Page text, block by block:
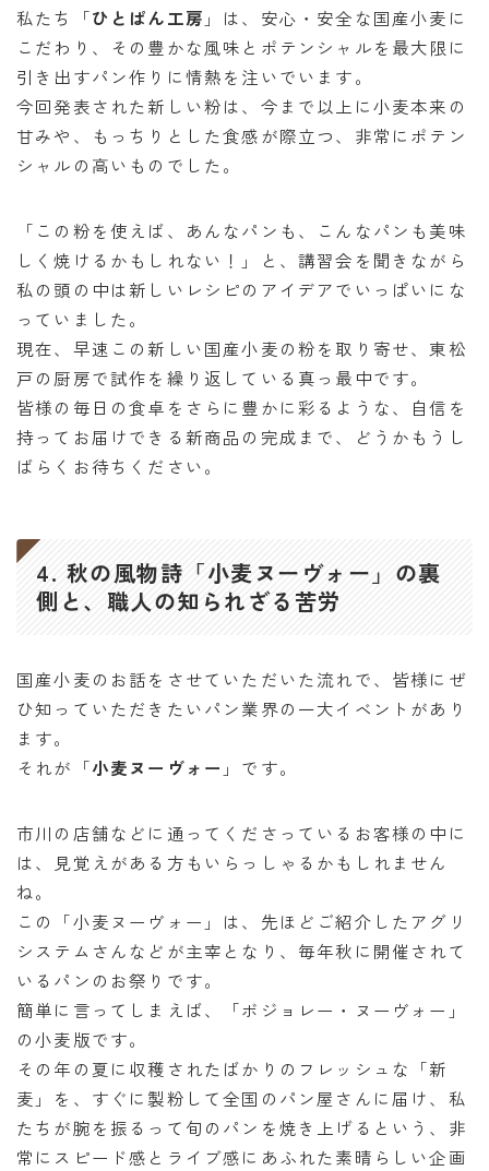
私たち「ひとぱん工房 」は、安心・安全な国産小麦に
こだわり、その豊かな風味とポテンシャルを最大限に
引き出すパン作りに情熱を注いでいます。
今回発表された新しい粉は、今まで以上に小麦本来の
甘みや、もっちりとした食感が際立つ、非常にポテン
シャルの高いものでした。
「この粉を使えば、あんなパンも、こんなパンも美味
しく焼けるかもしれない！」と、講習会を聞きながら
私の頭の中は新しいレシピのアイデアでいっぱいにな
っていました。
現在、早速この新しい国産小麦の粉を取り寄せ、東松
戸の厨房で試作を繰り返している真っ最中です。
皆様の毎日の食卓をさらに豊かに彩るような、自信を
持ってお届けできる新商品の完成まで、どうかもうし
ばらくお待ちください。
4. 秋の風物詩「小麦ヌーヴォー」の裏
側と、職人の知られざる苦労
国産小麦のお話をさせていただいた流れで、皆様にぜ
ひ知っていただきたいパン業界の一大イベントがあり
ます。
それが「小麦ヌーヴォー 」です。
市川の店舗などに通ってくださっているお客様の中に
は、見覚えがある方もいらっしゃるかもしれません
ね。
この「小麦ヌーヴォー」は、先ほどご紹介したアグリ
システムさんなどが主宰となり、毎年秋に開催されて
いるパンのお祭りです。
簡単に言ってしまえば、「ボジョレー・ヌーヴォー」
の小麦版です。
その年の夏に収穫されたばかりのフレッシュな「新
麦」を、すぐに製粉して全国のパン屋さんに届け、私
たちが腕を振るって旬のパンを焼き上げるという、非
常にスピード感とライブ感にあふれた素晴らしい企画